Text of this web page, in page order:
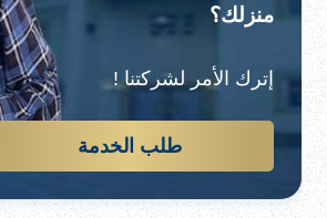
منزلك؟
إترك الأمر لشركتنا !
طلب الخدمة